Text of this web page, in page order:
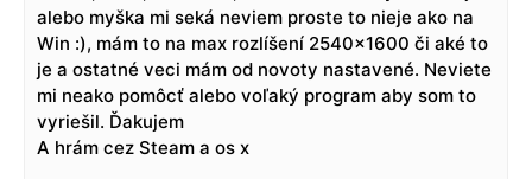
alebo myška mi seká neviem proste to nieje ako na
Win :), mám to na max rozlíšení 2540×1600 či aké to
je a ostatné veci mám od novoty nastavené. Neviete
mi neako pomôcť alebo voľaký program aby som to
vyriešil. Ďakujem
A hrám cez Steam a os x